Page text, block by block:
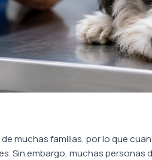
muchas familias, por lo que
Sin embargo, muchas